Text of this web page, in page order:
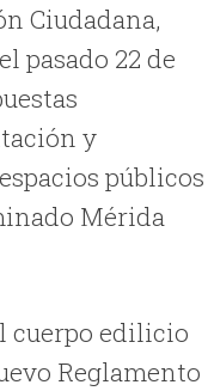
Ciudadana,
pasado 22 de
y
públicos
Mérida
cuerpo edilicio
Reglamento